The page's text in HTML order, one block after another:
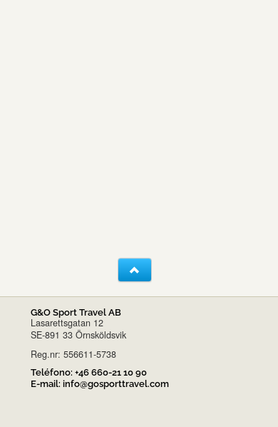
G&O Sport Travel AB
Lasarettsgatan 12
SE-891 33 Örnsköldsvik
Reg.nr: 556611-5738
Teléfono: +46 660-21 10 90
E-mail: info@gosporttravel.com